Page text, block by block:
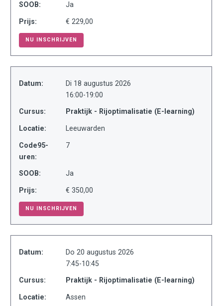
SOOB: Ja
Prijs: € 229,00
NU INSCHRIJVEN
Datum:
Di 18 augustus 2026
16:00-19:00
Cursus: Praktijk - Rijoptimalisatie (E-learning)
Locatie: Leeuwarden
Code95-
uren:
7
SOOB: Ja
Prijs: € 350,00
NU INSCHRIJVEN
Datum:
Do 20 augustus 2026
7:45-10:45
Cursus: Praktijk - Rijoptimalisatie (E-learning)
Locatie: Assen